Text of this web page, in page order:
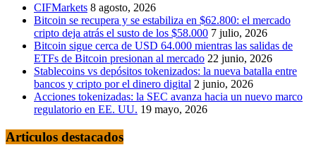
CIFMarkets 8 agosto, 2026
Bitcoin se recupera y se estabiliza en $62.800: el mercado
cripto deja atrás el susto de los $58.000 7 julio, 2026
Bitcoin sigue cerca de USD 64.000 mientras las salidas de
ETFs de Bitcoin presionan al mercado 22 junio, 2026
Stablecoins vs depósitos tokenizados: la nueva batalla entre
bancos y cripto por el dinero digital 2 junio, 2026
Acciones tokenizadas: la SEC avanza hacia un nuevo marco
regulatorio en EE. UU. 19 mayo, 2026
Articulos destacados